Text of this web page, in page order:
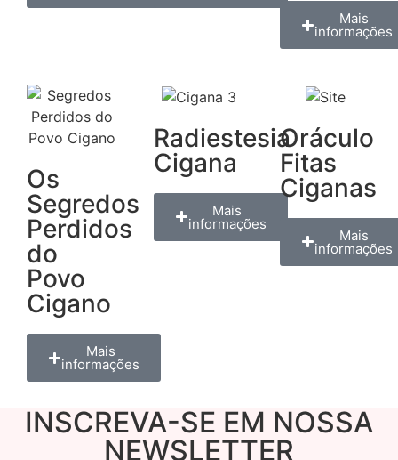
Mais
informações
Os
Segredos
Perdidos
do
Povo
Cigano
Mais
informações
Radiestesia
Cigana
Mais
informações
Oráculo
Fitas
Ciganas
Mais
informações
INSCREVA-SE EM NOSSA
NEWSLETTER